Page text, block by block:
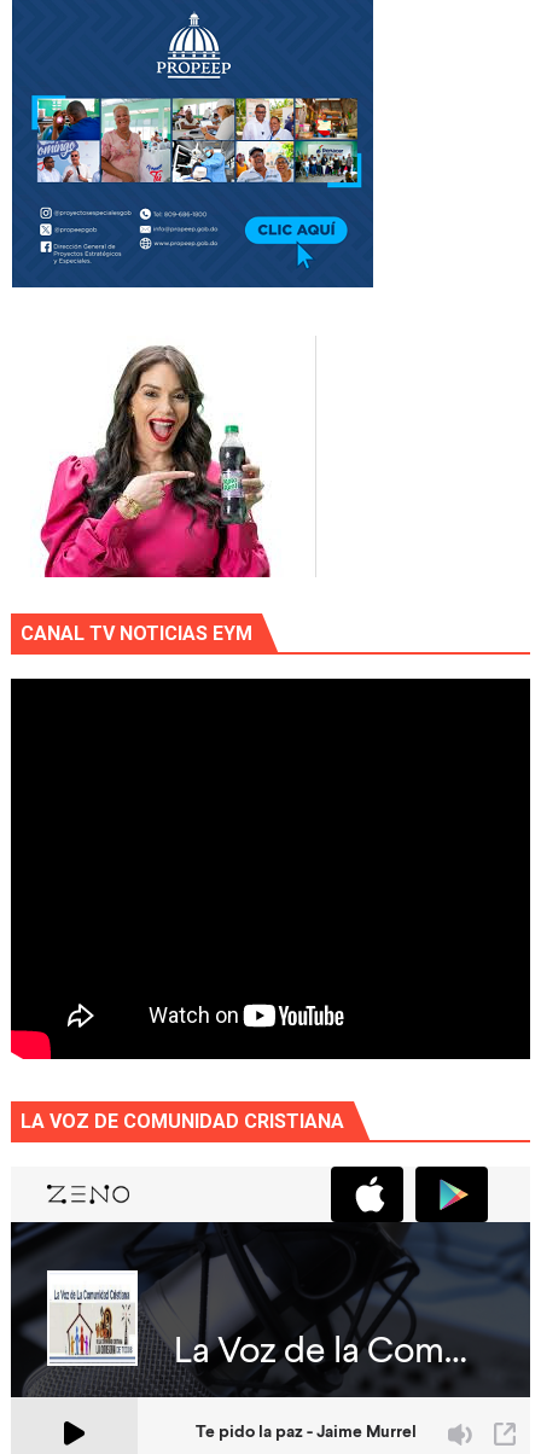
CANAL TV NOTICIAS EYM
LA VOZ DE COMUNIDAD CRISTIANA